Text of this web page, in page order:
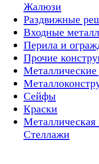
Жалюзи
Раздвижные
Входные
Перила и
Прочие
Металлические
Сейфы
Краски
Стеллажи